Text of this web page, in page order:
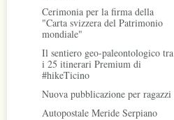
Cerimonia per la firma della
"Carta svizzera del Patrimonio
mondiale"
Il sentiero geo-paleontologico tra
i 25 itinerari Premium di
#hikeTicino
Nuova pubblicazione per ragazzi
Autopostale Meride Serpiano